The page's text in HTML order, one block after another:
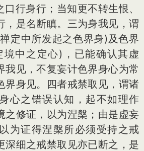
行身行；当知更不转生恨、
，是名断瞋。三为身我见，谓
定中所发起之色界身)及色界
境中之定心)，已能确认其虚
我见，不复妄计色界身心为常
界身见。四者戒禁取见，谓诸
心之错误认知，起不如理作
之修证，以为涅槃；由是虚妄
为证得涅槃所必须受持之戒
深细之戒禁取见亦已断之，是